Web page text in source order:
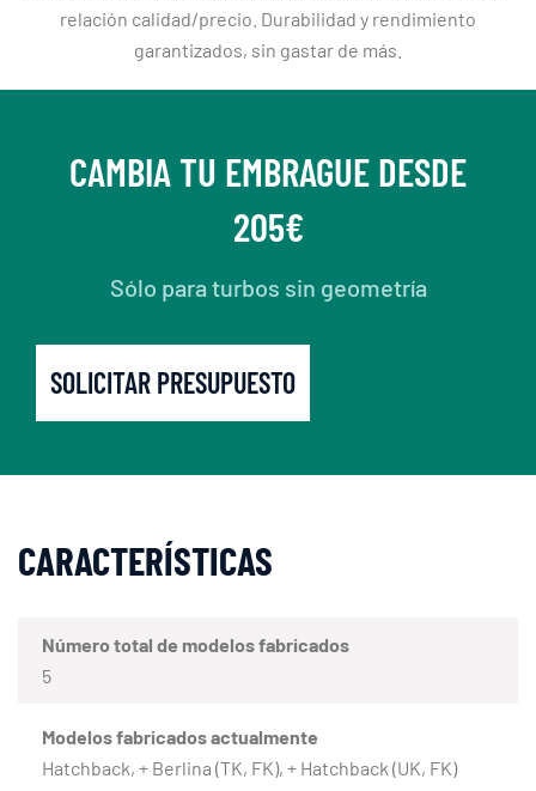
relación calidad/precio. Durabilidad y rendimiento
garantizados, sin gastar de más.
CAMBIA TU EMBRAGUE DESDE
205€
Sólo para turbos sin geometría
SOLICITAR PRESUPUESTO
CARACTERÍSTICAS
Número total de modelos fabricados
5
Modelos fabricados actualmente
Hatchback, + Berlina (TK, FK), + Hatchback (UK, FK)